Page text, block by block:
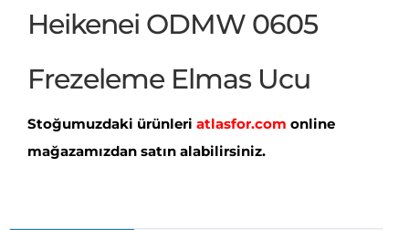
Heikenei ODMW 0605
Frezeleme Elmas Ucu
Stoğumuzdaki ürünleri atlasfor.com online
mağazamızdan satın alabilirsiniz.